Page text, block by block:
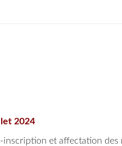
2024
inscription et affectation